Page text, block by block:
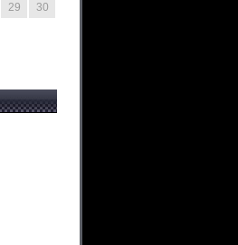
29
30